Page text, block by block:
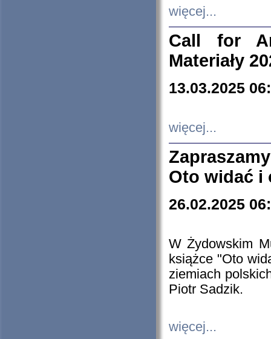
więcej...
Call for
Materiały
13.03.2025
więcej...
Oto widać i
26.02.2025
W Żydowskim
książce "Oto
ziemiach
Piotr Sadzik.
więcej...